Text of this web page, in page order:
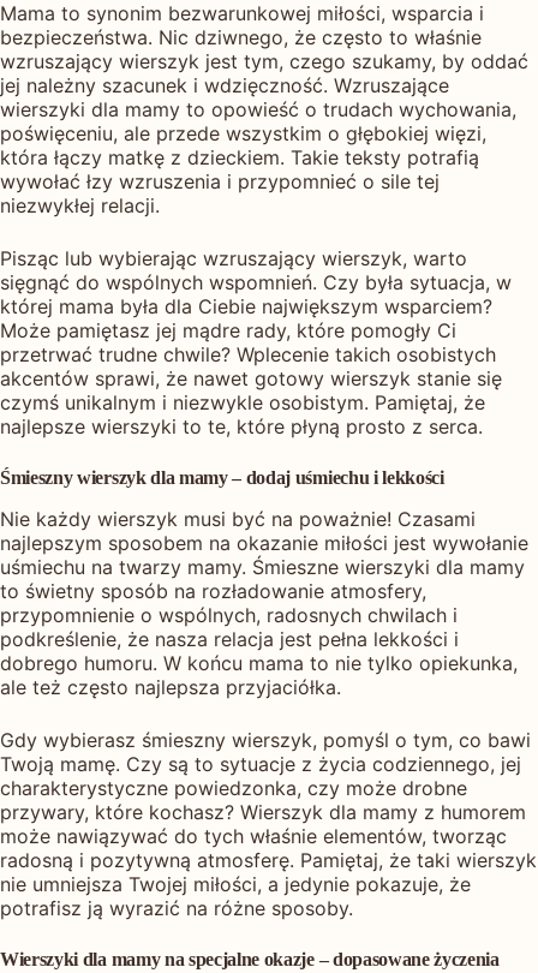
Mama to synonim bezwarunkowej miłości, wsparcia i
bezpieczeństwa. Nic dziwnego, że często to właśnie
wzruszający wierszyk jest tym, czego szukamy, by oddać
jej należny szacunek i wdzięczność. Wzruszające
wierszyki dla mamy to opowieść o trudach wychowania,
poświęceniu, ale przede wszystkim o głębokiej więzi,
która łączy matkę z dzieckiem. Takie teksty potrafią
wywołać łzy wzruszenia i przypomnieć o sile tej
niezwykłej relacji.
Pisząc lub wybierając wzruszający wierszyk, warto
sięgnąć do wspólnych wspomnień. Czy była sytuacja, w
której mama była dla Ciebie największym wsparciem?
Może pamiętasz jej mądre rady, które pomogły Ci
przetrwać trudne chwile? Wplecenie takich osobistych
akcentów sprawi, że nawet gotowy wierszyk stanie się
czymś unikalnym i niezwykle osobistym. Pamiętaj, że
najlepsze wierszyki to te, które płyną prosto z serca.
Śmieszny wierszyk dla mamy – dodaj uśmiechu i lekkości
Nie każdy wierszyk musi być na poważnie! Czasami
najlepszym sposobem na okazanie miłości jest wywołanie
uśmiechu na twarzy mamy. Śmieszne wierszyki dla mamy
to świetny sposób na rozładowanie atmosfery,
przypomnienie o wspólnych, radosnych chwilach i
podkreślenie, że nasza relacja jest pełna lekkości i
dobrego humoru. W końcu mama to nie tylko opiekunka,
ale też często najlepsza przyjaciółka.
Gdy wybierasz śmieszny wierszyk, pomyśl o tym, co bawi
Twoją mamę. Czy są to sytuacje z życia codziennego, jej
charakterystyczne powiedzonka, czy może drobne
przywary, które kochasz? Wierszyk dla mamy z humorem
może nawiązywać do tych właśnie elementów, tworząc
radosną i pozytywną atmosferę. Pamiętaj, że taki wierszyk
nie umniejsza Twojej miłości, a jedynie pokazuje, że
potrafisz ją wyrazić na różne sposoby.
Wierszyki dla mamy na specjalne okazje – dopasowane życzenia